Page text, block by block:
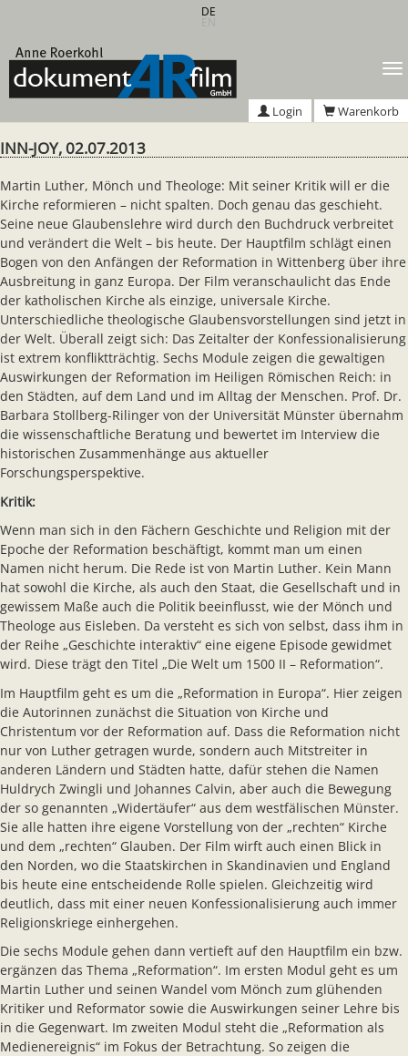
springen
DE
Login Warenkorb
INN-JOY, 02.07.2013
Martin Luther, Mönch und Theologe: Mit seiner Kritik will er die
Kirche reformieren – nicht spalten. Doch genau das geschieht.
Seine neue Glaubenslehre wird durch den Buchdruck verbreitet
und verändert die Welt – bis heute. Der Hauptfilm schlägt einen
Bogen von den Anfängen der Reformation in Wittenberg über ihre
Ausbreitung in ganz Europa. Der Film veranschaulicht das Ende
der katholischen Kirche als einzige, universale Kirche.
Unterschiedliche theologische Glaubensvorstellungen sind jetzt in
der Welt. Überall zeigt sich: Das Zeitalter der Konfessionalisierung
ist extrem konfliktträchtig. Sechs Module zeigen die gewaltigen
Auswirkungen der Reformation im Heiligen Römischen Reich: in
den Städten, auf dem Land und im Alltag der Menschen. Prof. Dr.
Barbara Stollberg-Rilinger von der Universität Münster übernahm
die wissenschaftliche Beratung und bewertet im Interview die
historischen Zusammenhänge aus aktueller
Forschungsperspektive.
Kritik:
Wenn man sich in den Fächern Geschichte und Religion mit der
Epoche der Reformation beschäftigt, kommt man um einen
Namen nicht herum. Die Rede ist von Martin Luther. Kein Mann
hat sowohl die Kirche, als auch den Staat, die Gesellschaft und in
gewissem Maße auch die Politik beeinflusst, wie der Mönch und
Theologe aus Eisleben. Da versteht es sich von selbst, dass ihm in
der Reihe „Geschichte interaktiv“ eine eigene Episode gewidmet
wird. Diese trägt den Titel „Die Welt um 1500 II – Reformation“.
Im Hauptfilm geht es um die „Reformation in Europa“. Hier zeigen
die Autorinnen zunächst die Situation von Kirche und
Christentum vor der Reformation auf. Dass die Reformation nicht
nur von Luther getragen wurde, sondern auch Mitstreiter in
anderen Ländern und Städten hatte, dafür stehen die Namen
Huldrych Zwingli und Johannes Calvin, aber auch die Bewegung
der so genannten „Widertäufer“ aus dem westfälischen Münster.
Sie alle hatten ihre eigene Vorstellung von der „rechten“ Kirche
und dem „rechten“ Glauben. Der Film wirft auch einen Blick in
den Norden, wo die Staatskirchen in Skandinavien und England
bis heute eine entscheidende Rolle spielen. Gleichzeitig wird
deutlich, dass mit einer neuen Konfessionalisierung auch immer
Religionskriege einhergehen.
Die sechs Module gehen dann vertieft auf den Hauptfilm ein bzw.
ergänzen das Thema „Reformation“. Im ersten Modul geht es um
Martin Luther und seinen Wandel vom Mönch zum glühenden
Kritiker und Reformator sowie die Auswirkungen seiner Lehre bis
in die Gegenwart. Im zweiten Modul steht die „Reformation als
Medienereignis“ im Fokus der Betrachtung. So zeigen die